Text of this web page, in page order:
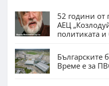
52 години от
АЕЦ
политиката
Българските
Време е за